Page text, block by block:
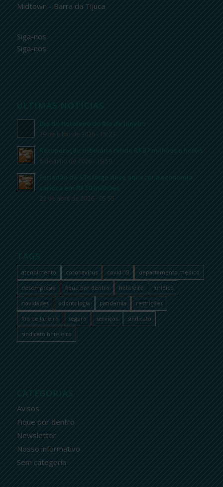
Midtown - Barra da Tijuca
Siga-nos
Siga-nos
ÚLTIMAS NOTÍCIAS
Dia do Hoteleiro do Rio de Janeiro
29 de julho de 2026 - 15:23
Recuperação tributária rende R$ 37 milhões a hotéis
8 de julho de 2026 - 19:59
Feriadão de São Jorge deve aquecer a economia
carioca em R$ 50 milhões
22 de abril de 2026 - 05:55
TAGS
atendimento coronavírus covid-19 departamento médico
desemprego fique por dentro hoteleiro jurídico
novidades odontologia pandemia restrições
Rio de Janeiro seguro serviços sindicato
sindicato hoteleiro
CATEGORIAS
Avisos
Fique por dentro
Newsletter
Nosso informativo
Sem categoria